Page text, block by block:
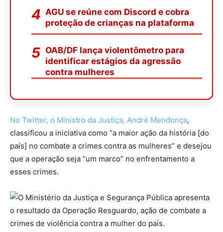
AGU se reúne com Discord e cobra
proteção de crianças na plataforma
OAB/DF lança violentômetro para
identificar estágios da agressão
contra mulheres
No Twitter, o Ministro da Justiça, André Mendonça,
classificou a iniciativa como “a maior ação da história [do
país] no combate a crimes contra as mulheres” e desejou
que a operação seja “um marco” no enfrentamento a
esses crimes.